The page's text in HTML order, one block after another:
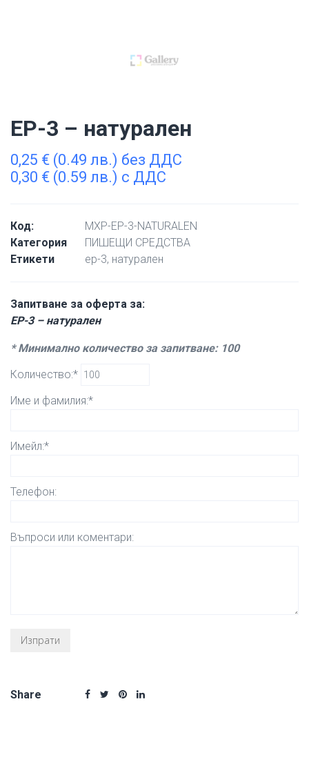
EP-3 – натурален
0,25 € (0.49 лв.) без ДДС
0,30 € (0.59 лв.) с ДДС
Код:
MXP-EP-3-NATURALEN
Категория
ПИШЕЩИ СРЕДСТВА
Етикети
ep-3, натурален
Запитване за оферта за:
EP-3 – натурален
* Минимално количество за запитване: 100
Количество:*
Име и фамилия:*
Имейл:*
Телефон:
Въпроси или коментари:
Share